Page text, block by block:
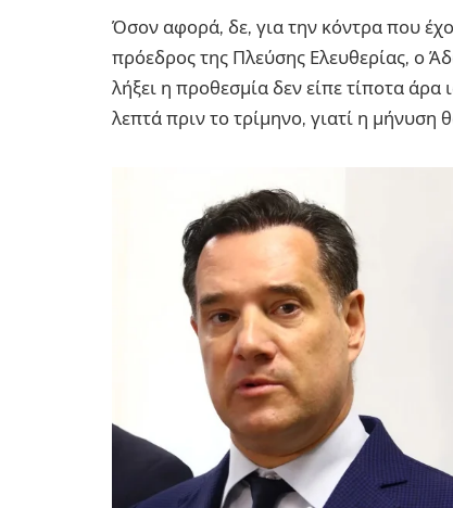
Όσον αφορά, δε, για την κόντρα που
πρόεδρος της Πλεύσης Ελευθερίας, ο
λήξει η προθεσμία δεν είπε τίποτα
λεπτά πριν το τρίμηνο, γιατί η μήνυση